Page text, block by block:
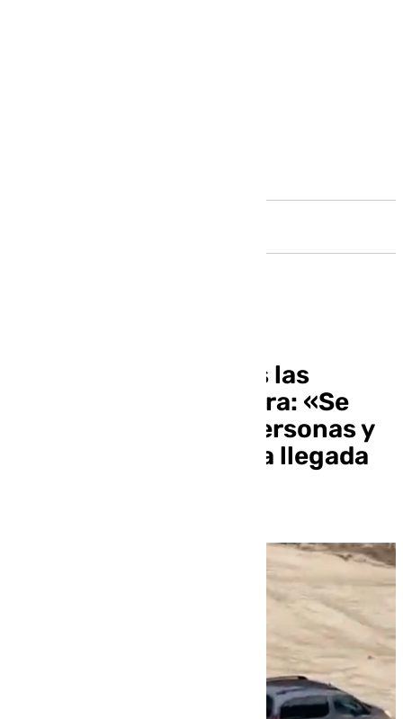
Patricia Navarro, tras las
fuertes lluvias en Álora: «Se
han rescatado a 14 personas y
estamos esperando la llegada